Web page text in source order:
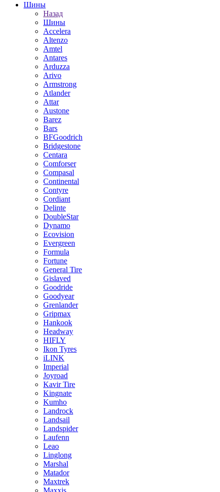
Шины
Назад
Шины
Accelera
Altenzo
Amtel
Antares
Arduzza
Arivo
Armstrong
Atlander
Attar
Austone
Barez
Bars
BFGoodrich
Bridgestone
Centara
Comforser
Compasal
Continental
Contyre
Cordiant
Delinte
DoubleStar
Dynamo
Ecovision
Evergreen
Formula
Fortune
General Tire
Gislaved
Goodride
Goodyear
Grenlander
Gripmax
Hankook
Headway
HIFLY
Ikon Tyres
iLINK
Imperial
Joyroad
Kavir Tire
Kingnate
Kumho
Landrock
Landsail
Landspider
Laufenn
Leao
Linglong
Marshal
Matador
Maxtrek
Maxxis